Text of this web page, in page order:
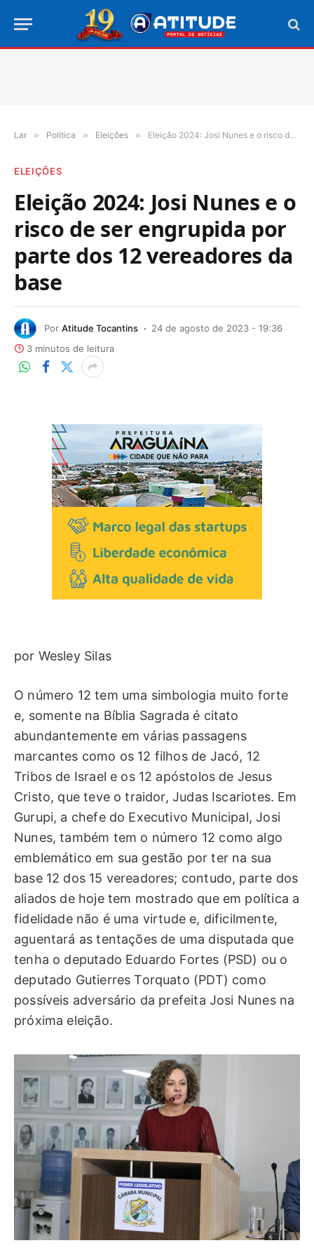
Lar » Política » Eleições » Eleição 2024: Josi Nunes e o risco de ser engrupida por parte dos 12 vereadores da base
ELEIÇÕES
Eleição 2024: Josi Nunes e o
risco de ser engrupida por
parte dos 12 vereadores da
base
Por Atitude Tocantins
24 de agosto de 2023 - 19:36
3 minutos de leitura
por Wesley Silas
O número 12 tem uma simbologia muito forte
e, somente na Bíblia Sagrada é citato
abundantemente em várias passagens
marcantes como os 12 filhos de Jacó, 12
Tribos de Israel e os 12 apóstolos de Jesus
Cristo, que teve o traidor, Judas Iscariotes. Em
Gurupi, a chefe do Executivo Municipal, Josi
Nunes, também tem o número 12 como algo
emblemático em sua gestão por ter na sua
base 12 dos 15 vereadores; contudo, parte dos
aliados de hoje tem mostrado que em política a
fidelidade não é uma virtude e, dificilmente,
aguentará as tentações de uma disputada que
tenha o deputado Eduardo Fortes (PSD) ou o
deputado Gutierres Torquato (PDT) como
possíveis adversário da prefeita Josi Nunes na
próxima eleição.